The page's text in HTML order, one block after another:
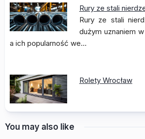
Rury ze stali
Rury ze stali
dużym uznaniem
a ich popularność we…
Rolety Wrocław
You may also like